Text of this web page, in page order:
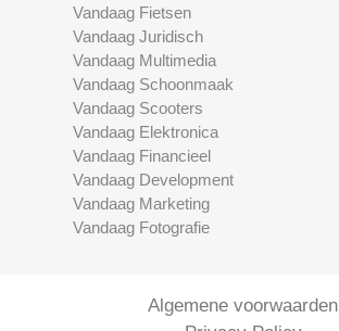
Vandaag Fietsen
Vandaag Juridisch
Vandaag Multimedia
Vandaag Schoonmaak
Vandaag Scooters
Vandaag Elektronica
Vandaag Financieel
Vandaag Development
Vandaag Marketing
Vandaag Fotografie
Algemene voorwaarden